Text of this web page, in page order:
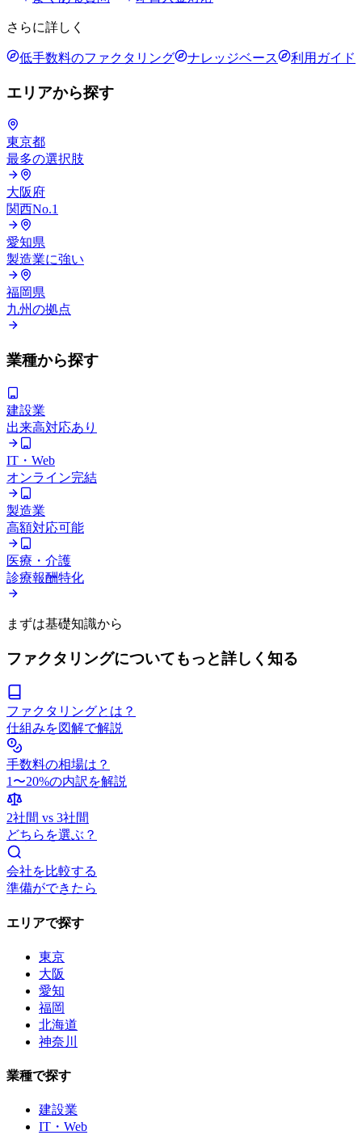
さらに詳しく
低手数料のファクタリング ナレッジベース 利用ガイド
エリアから探す
東京都
最多の選択肢
大阪府
関西No.1
愛知県
製造業に強い
福岡県
九州の拠点
業種から探す
建設業
出来高対応あり
IT・Web
オンライン完結
製造業
高額対応可能
医療・介護
診療報酬特化
まずは基礎知識から
ファクタリングについてもっと詳しく知る
ファクタリングとは？
仕組みを図解で解説
手数料の相場は？
1〜20%の内訳を解説
2社間 vs 3社間
どちらを選ぶ？
会社を比較する
準備ができたら
エリアで探す
東京
大阪
愛知
福岡
北海道
神奈川
業種で探す
建設業
IT・Web